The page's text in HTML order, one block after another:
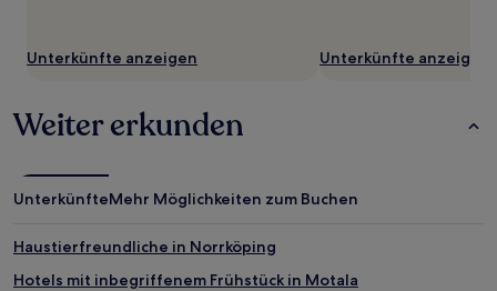
gelten.
Unterkünfte anzeigen Unterkünfte anzeigen
Weiter erkunden
UnterkünfteMehr Möglichkeiten zum Buchen
Haustierfreundliche in Norrköping
Hotels mit inbegriffenem Frühstück in Motala